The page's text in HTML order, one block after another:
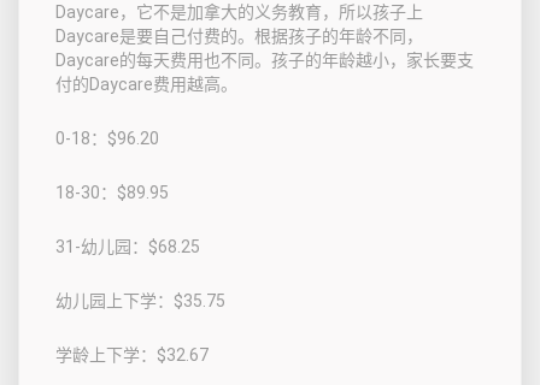
Daycare，它不是加拿大的义务教育，所以孩子上
Daycare是要自己付费的。根据孩子的年龄不同，
Daycare的每天费用也不同。孩子的年龄越小，家长要支
付的Daycare费用越高。
0-18：$96.20
18-30：$89.95
31-幼儿园：$68.25
幼儿园上下学：$35.75
学龄上下学：$32.67